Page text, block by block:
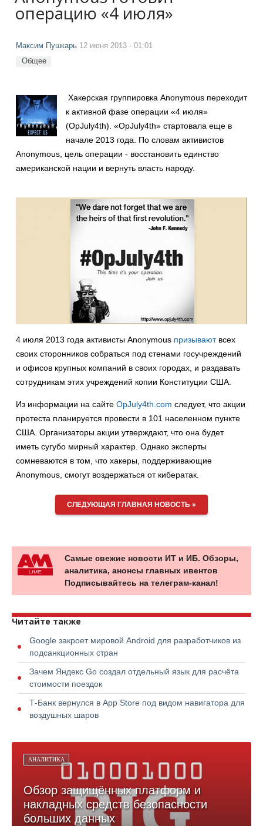
операцию «4 июля»
Максим Пушкарь 12 июня 2013 - 01:01
Общее
Хакерская группировка Anonymous переходит
к активной фазе операции «4 июля»
(OpJuly4th). «OpJuly4th» стартовала еще в
начале 2013 года. По словам активистов
Anonymous, цель операции - восстановить единство
американской нации и вернуть власть народу.
4 июля 2013 года активисты Anonymous призываютвсех
своих сторонников собраться под стенами госучреждений
и офисов крупных компаний в своих городах, и раздавать
сотрудникам этих учреждений копии Конституции США.
Из информации на сайте OpJuly4th.com следует, что акции
протеста планируется провести в 101 населенном пункте
США. Организаторы акции утверждают, что она будет
иметь сугубо мирный характер. Однако эксперты
сомневаются в том, что хакеры, поддерживающие
Anonymous, смогут воздержаться от кибератак.
СЛЕДУЮЩАЯ ГЛАВНАЯ НОВОСТЬ »
Самые свежие новости ИТ и ИБ. Обзоры,
аналитика, анонсы главных ивентов
Подписывайтесь на телеграм-канал!
Читайте также
Google закроет мировой Android для разработчиков из
подсанкционных стран
Зачем Яндекс Go создал отдельный язык для расчёта
стоимости поездок
Т-Банк вернулся в App Store под видом навигатора для
воздушных шаров
АНАЛИТИКА
Обзор защищённых платформ и
накладных средств безопасности
больших данных